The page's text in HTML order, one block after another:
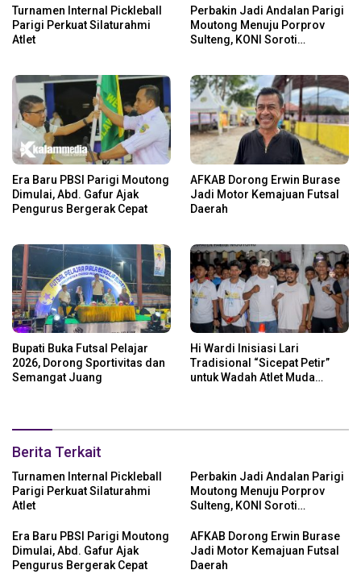
Turnamen Internal Pickleball
Parigi Perkuat Silaturahmi
Atlet
Perbakin Jadi Andalan Parigi
Moutong Menuju Porprov
Sulteng, KONI Soroti
Era Baru PBSI Parigi Moutong
Dimulai, Abd. Gafur Ajak
Pengurus Bergerak Cepat
AFKAB Dorong Erwin Burase
Jadi Motor Kemajuan Futsal
Daerah
Bupati Buka Futsal Pelajar
2026, Dorong Sportivitas dan
Semangat Juang
Hi Wardi Inisiasi Lari
Tradisional “Sicepat Petir”
untuk Wadah Atlet Muda
Berita Terkait
Turnamen Internal Pickleball
Parigi Perkuat Silaturahmi
Atlet
Perbakin Jadi Andalan Parigi
Moutong Menuju Porprov
Sulteng, KONI Soroti
Era Baru PBSI Parigi Moutong
Dimulai, Abd. Gafur Ajak
Pengurus Bergerak Cepat
AFKAB Dorong Erwin Burase
Jadi Motor Kemajuan Futsal
Daerah